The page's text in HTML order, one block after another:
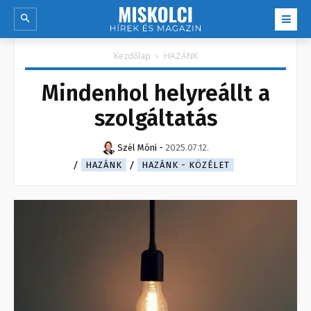
Kezdőlap HAZÁNK
Mindenhol helyreállt a
szolgáltatás
Szél Móni - 2025.07.12.
HAZÁNK
HAZÁNK - KÖZÉLET